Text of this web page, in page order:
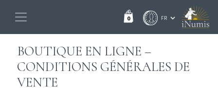
0
BOUTIQUE EN LIGNE –
CONDITIONS GÉNÉRALES DE
VENTE